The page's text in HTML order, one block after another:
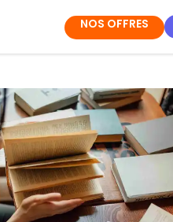
NOS OFFRES